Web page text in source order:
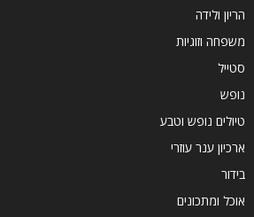
הריון ולידה
משפחה וזוגיות
סטייל
נופש
טיולים נופש וטבע
ארכיון ענר עוזרי
בידור
אוכל ומתכונים